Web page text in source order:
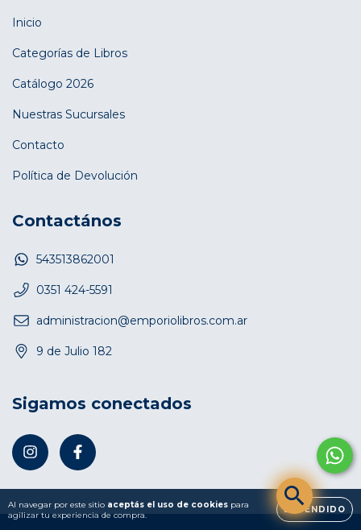
Al navegar por este sitio aceptás el uso de cookies para
agilizar tu experiencia de compra.
ENTENDIDO
Inicio
Categorías de Libros
Catálogo 2026
Nuestras Sucursales
Contacto
Política de Devolución
Contactános
543513862001
0351 424-5591
administracion@emporiolibros.com.ar
9 de Julio 182
Sigamos conectados